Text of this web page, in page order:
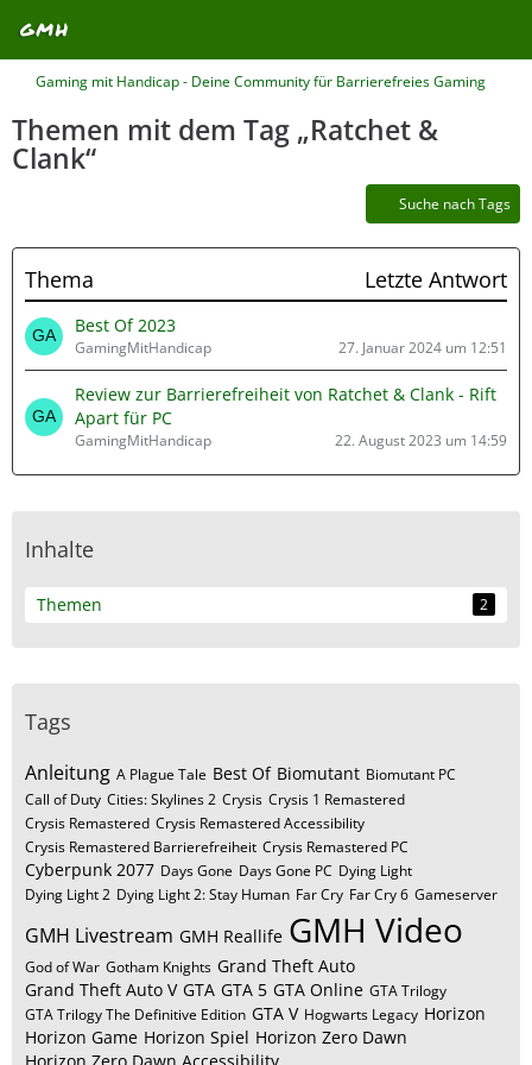
Gaming mit Handicap - Deine Community für Barrierefreies Gaming
Themen mit dem Tag „Ratchet &
Clank“
Suche nach Tags
Thema Letzte Antwort
Best Of 2023
GamingMitHandicap 27. Januar 2024 um 12:51
Review zur Barrierefreiheit von Ratchet & Clank - Rift
Apart für PC
GamingMitHandicap 22. August 2023 um 14:59
Inhalte
Themen 2
Tags
Anleitung A Plague Tale Best Of Biomutant Biomutant PC
Call of Duty Cities: Skylines 2 Crysis Crysis 1 Remastered
Crysis Remastered Crysis Remastered Accessibility
Crysis Remastered Barrierefreiheit Crysis Remastered PC
Cyberpunk 2077 Days Gone Days Gone PC Dying Light
Dying Light 2 Dying Light 2: Stay Human Far Cry Far Cry 6 Gameserver
GMH Livestream GMH Reallife GMH Video
God of War Gotham Knights Grand Theft Auto
Grand Theft Auto V GTA GTA 5 GTA Online GTA Trilogy
GTA Trilogy The Definitive Edition GTA V Hogwarts Legacy Horizon
Horizon Game Horizon Spiel Horizon Zero Dawn